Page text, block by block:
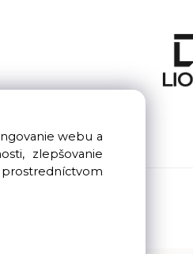
webu a
zlepšovanie